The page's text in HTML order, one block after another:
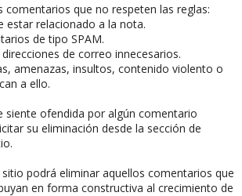
comentarios que no respeten las reglas:
estar relacionado a la nota.
de tipo SPAM.
de correo innecesarios.
amenazas, insultos, contenido violento o
a ello.
siente ofendida por algún comentario
su eliminación desde la sección de
podrá eliminar aquellos comentarios que
en forma constructiva al crecimiento de